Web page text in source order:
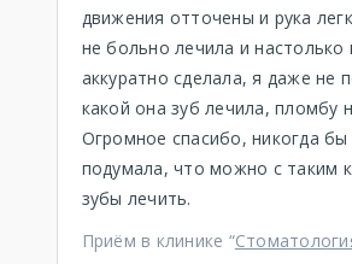
движения отточены и рука
не больно лечила и настолько
аккуратно сделала, я даже не
какой она зуб лечила, пломбу
Огромное спасибо, никогда бы
подумала, что можно с таким
зубы лечить.
Приём в клинике “